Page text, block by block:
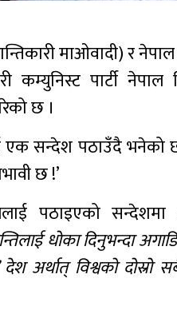
माओवादी) र
कम्युनिस्ट पार्टी
छ ।
एक सन्देश पठाउँदै
छ !’
पठाइएको
धोका दिनुभन्दा
देश अर्थात् विश्वको